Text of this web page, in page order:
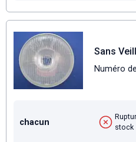
Sans
Numéro
chacun
stock